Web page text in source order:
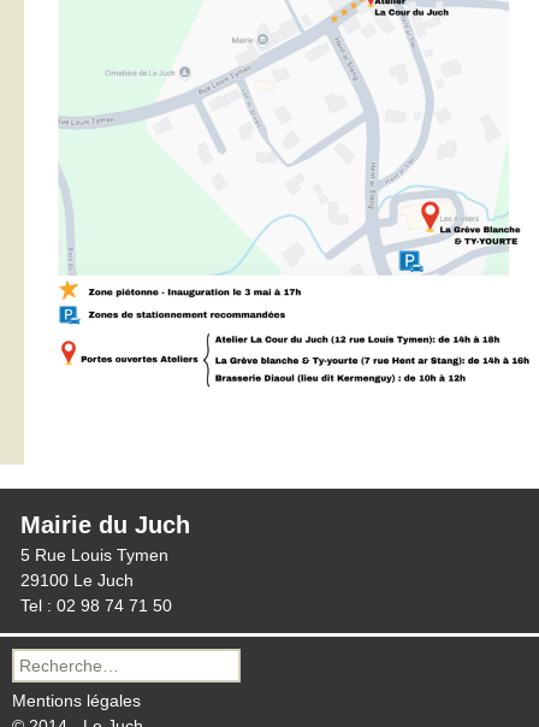
Mairie du Juch
5 Rue Louis Tymen
29100 Le Juch
Tel : 02 98 74 71 50
Recherche
pour :
Mentions légales